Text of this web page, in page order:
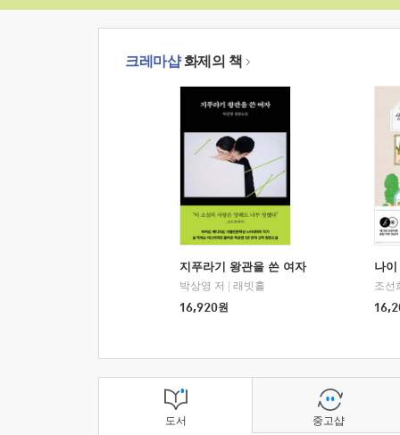
크레마샵화제의 책
지푸라기 왕관을 쓴 여자
박상영 저
래빗홀
16,920원
나
조선
도서 중고샵